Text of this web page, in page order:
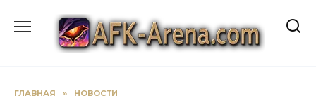
содержанию
ГЛАВНАЯ » НОВОСТИ